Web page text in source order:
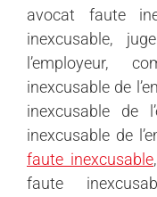
avocat faute
inexcusable,
l’employeur,
inexcusable de
inexcusable de
inexcusable de
faute inexcusable,
faute